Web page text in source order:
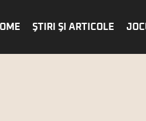
ŞTIRI ŞI ARTICOLE